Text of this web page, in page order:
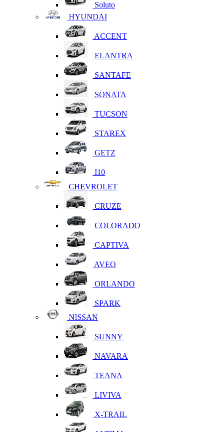
Soluto
HYUNDAI
ACCENT
ELANTRA
SANTAFE
SONATA
TUCSON
STAREX
GETZ
I10
CHEVROLET
CRUZE
COLORADO
CAPTIVA
AVEO
ORLANDO
SPARK
NISSAN
SUNNY
NAVARA
TEANA
LIVIVA
X-TRAIL